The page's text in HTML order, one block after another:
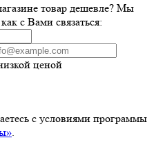
товар дешевле? Мы
с Вами связаться:
ценой
с условиями программы